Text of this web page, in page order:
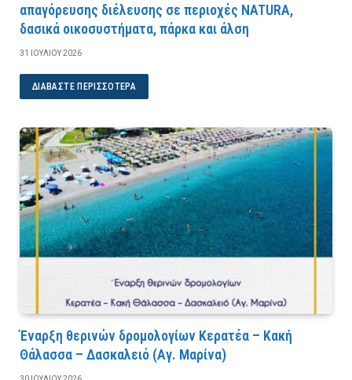
απαγόρευσης διέλευσης σε περιοχές NATURA,
δασικά οικοσυστήματα, πάρκα και άλση
31 ΙΟΥΛΊΟΥ 2026
ΔΙΑΒΆΣΤΕ ΠΕΡΙΣΣΌΤΕΡΑ
Έναρξη θερινών δρομολογίων Κερατέα – Κακή
Θάλασσα – Δασκαλειό (Αγ. Μαρίνα)